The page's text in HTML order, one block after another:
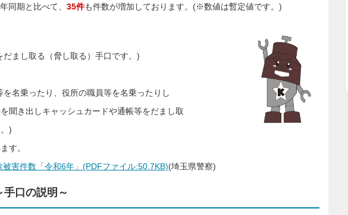
同期と比べて、 35件も件数が増加しております。(※数値は暫定値です。)
まし取る（脅し取る）手口です。)
名乗ったり、役所の職員等を名乗ったりし
聞き出しキャッシュカードや通帳等をだまし取
)
す。
被害件数「令和6年」(PDFファイル:50.7KB)(埼玉県警察)
口の説明～